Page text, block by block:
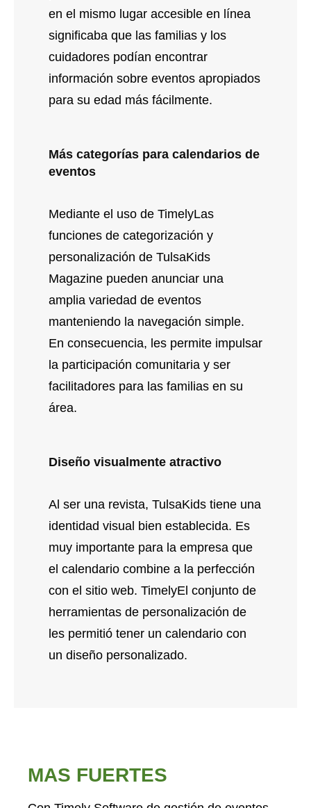
en el mismo lugar accesible en línea
significaba que las familias y los
cuidadores podían encontrar
información sobre eventos apropiados
para su edad más fácilmente.
Más categorías para calendarios de
eventos
Mediante el uso de TimelyLas
funciones de categorización y
personalización de TulsaKids
Magazine pueden anunciar una
amplia variedad de eventos
manteniendo la navegación simple.
En consecuencia, les permite impulsar
la participación comunitaria y ser
facilitadores para las familias en su
área.
Diseño visualmente atractivo
Al ser una revista, TulsaKids tiene una
identidad visual bien establecida. Es
muy importante para la empresa que
el calendario combine a la perfección
con el sitio web. TimelyEl conjunto de
herramientas de personalización de
les permitió tener un calendario con
un diseño personalizado.
MAS FUERTES